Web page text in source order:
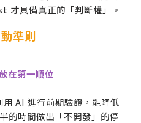
才具備真正的「判斷權」。
準則
在第一順位
AI 進行前期驗證，能降低
的時間做出「不開發」的停